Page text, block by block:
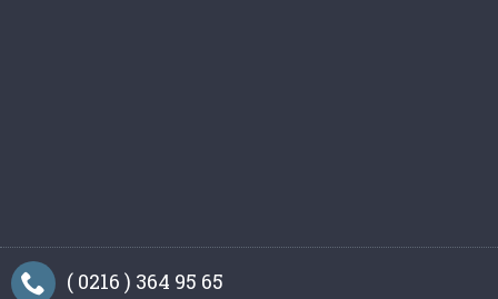
( 0216 ) 364 95 65